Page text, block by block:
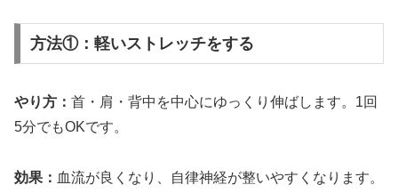
方法①：軽いストレッチをする
やり方： 首・肩・背中を中心にゆっくり伸ばします。1回
5分でもOKです。
効果： 血流が良くなり、自律神経が整いやすくなります。